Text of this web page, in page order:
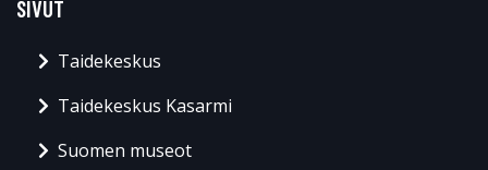
SIVUT
Taidekeskus
Taidekeskus Kasarmi
Suomen museot